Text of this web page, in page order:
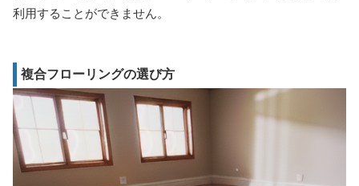
利用することができません。
複合フローリングの選び方